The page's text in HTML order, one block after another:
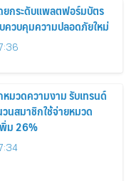
ยกระดับแพลตฟอร์มบัตร
ควบคุมความปลอดภัยใหม่
หมวดความงาม รับเทรนด์
นสมาชิกใช้จ่ายหมวด
พิ่ม 26%